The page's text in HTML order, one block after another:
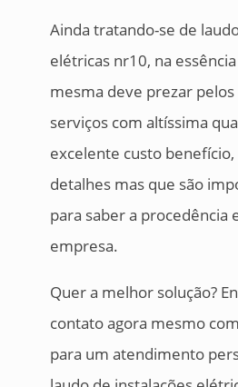
Ainda tratando-se de
elétricas nr10, na
mesma deve prezar
serviços com altíssima
excelente custo
detalhes mas que são
para saber a procedência
empresa.
Quer a melhor solução?
contato agora mesmo
para um atendimento